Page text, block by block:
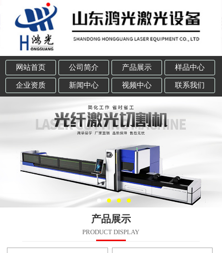
网站首页 公司简介 产品展示 样品中心
企业资质 新闻中心 视频中心 联系我们
产品展示
PRODUCT DISPLAY